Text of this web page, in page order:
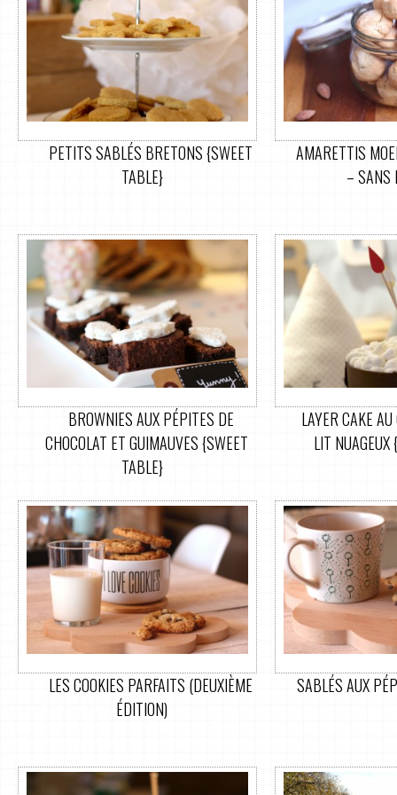
PETITS SABLÉS BRETONS {SWEET
TABLE}
AMARETTIS
– SANS
BROWNIES AUX PÉPITES DE
CHOCOLAT ET GUIMAUVES {SWEET
TABLE}
LAYER CAKE
LIT
LES COOKIES PARFAITS (DEUXIÈME
ÉDITION)
SABLÉS AUX